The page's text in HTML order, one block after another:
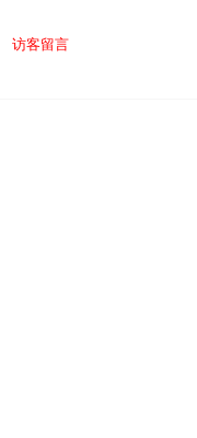
访客留言